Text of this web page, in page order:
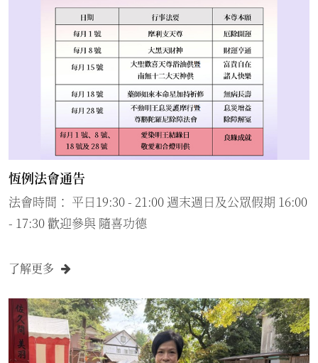
恆例法會通告
法會時間： 平日19:30 - 21:00 週末週日及公眾假期 16:00
- 17:30 歡迎參與 隨喜功德
了解更多